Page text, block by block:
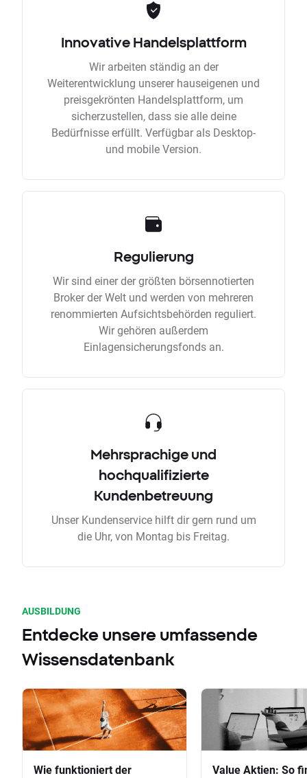
Innovative Handelsplattform
Wir arbeiten ständig an der
Weiterentwicklung unserer hauseigenen und
preisgekrönten Handelsplattform, um
sicherzustellen, dass sie alle deine
Bedürfnisse erfüllt. Verfügbar als Desktop-
und mobile Version.
Regulierung
Wir sind einer der größten börsennotierten
Broker der Welt und werden von mehreren
renommierten Aufsichtsbehörden reguliert.
Wir gehören außerdem
Einlagensicherungsfonds an.
Mehrsprachige und
hochqualifizierte
Kundenbetreuung
Unser Kundenservice hilft dir gern rund um
die Uhr, von Montag bis Freitag.
AUSBILDUNG
Entdecke unsere umfassende
Wissensdatenbank
Wie funktioniert der
Value Aktien: So